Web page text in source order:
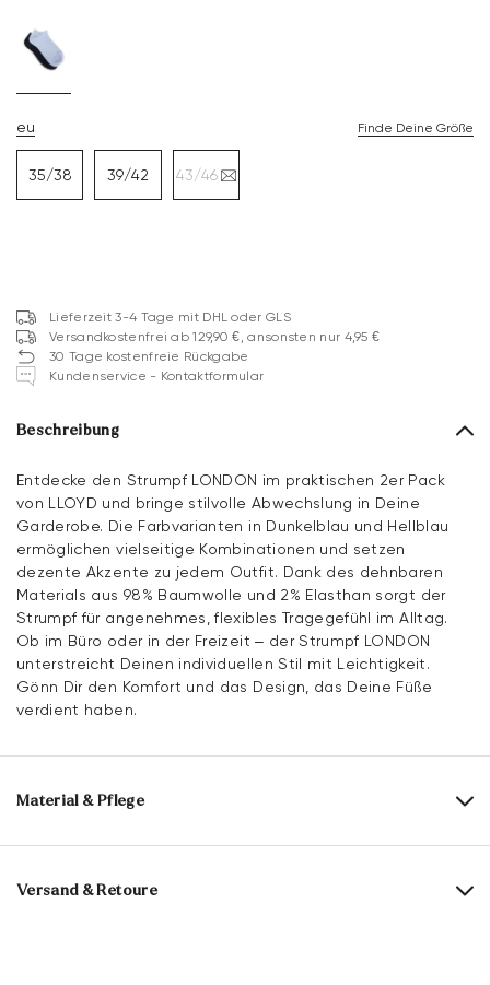
eu Finde Deine Größe
35/38 39/42 43/46
Lieferzeit 3-4 Tage mit DHL oder GLS
Versandkostenfrei ab 129,90 €, ansonsten nur 4,95 €
30 Tage kostenfreie Rückgabe
Kundenservice - Kontaktformular
Beschreibung
Entdecke den Strumpf LONDON im praktischen 2er Pack
von LLOYD und bringe stilvolle Abwechslung in Deine
Garderobe. Die Farbvarianten in Dunkelblau und Hellblau
ermöglichen vielseitige Kombinationen und setzen
dezente Akzente zu jedem Outfit. Dank des dehnbaren
Materials aus 98% Baumwolle und 2% Elasthan sorgt der
Strumpf für angenehmes, flexibles Tragegefühl im Alltag.
Ob im Büro oder in der Freizeit – der Strumpf LONDON
unterstreicht Deinen individuellen Stil mit Leichtigkeit.
Gönn Dir den Komfort und das Design, das Deine Füße
verdient haben.
Material & Pflege
Materialzusammensetzung:
98% Baumwolle
Versand & Retoure